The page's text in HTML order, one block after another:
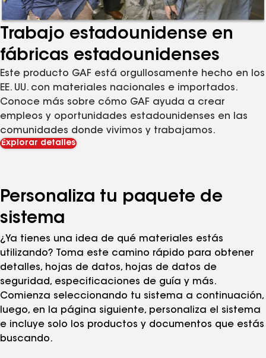
Trabajo estadounidense en
fábricas estadounidenses
Este producto GAF está orgullosamente hecho en los
EE. UU. con materiales nacionales e importados.
Conoce más sobre cómo GAF ayuda a crear
empleos y oportunidades estadounidenses en las
comunidades donde vivimos y trabajamos.
Explorar detalles
Personaliza tu paquete de
sistema
¿Ya tienes una idea de qué materiales estás
utilizando? Toma este camino rápido para obtener
detalles, hojas de datos, hojas de datos de
seguridad, especificaciones de guía y más.
Comienza seleccionando tu sistema a continuación,
luego, en la página siguiente, personaliza el sistema
e incluye solo los productos y documentos que estás
buscando.